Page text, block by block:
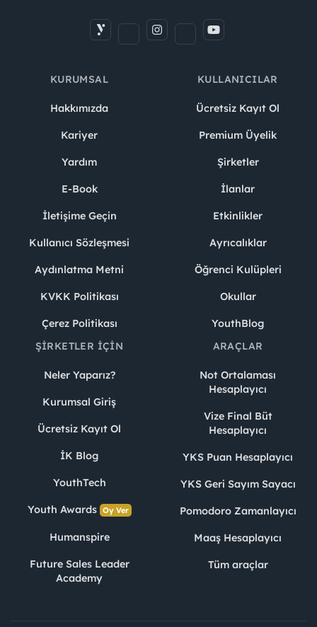
KURUMSAL
Hakkımızda
Kariyer
Yardım
E-Book
İletişime Geçin
Kullanıcı Sözleşmesi
Aydınlatma Metni
KVKK Politikası
Çerez Politikası
KULLANICILAR
Ücretsiz Kayıt Ol
Premium Üyelik
Şirketler
İlanlar
Etkinlikler
Ayrıcalıklar
Öğrenci Kulüpleri
Okullar
YouthBlog
ŞIRKETLER İÇIN
Neler Yaparız?
Kurumsal Giriş
Ücretsiz Kayıt Ol
İK Blog
YouthTech
Youth Awards Oy Ver
Humanspire
Future Sales Leader
Academy
ARAÇLAR
Not Ortalaması
Hesaplayıcı
Vize Final Büt
Hesaplayıcı
YKS Puan Hesaplayıcı
YKS Geri Sayım Sayacı
Pomodoro Zamanlayıcı
Maaş Hesaplayıcı
Tüm araçlar